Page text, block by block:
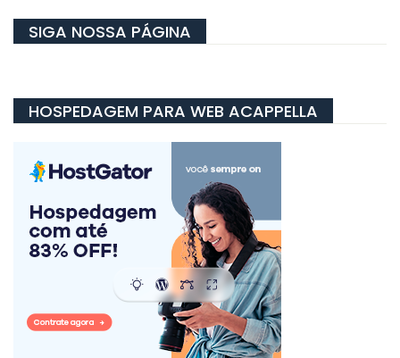
SIGA NOSSA PÁGINA
HOSPEDAGEM PARA WEB ACAPPELLA